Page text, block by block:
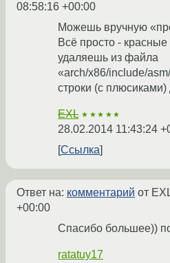
08:58:16 +00:00
Можешь вручную
Всё просто -
удаляешь из файла
«arch/x86/include/
строки (с
EXL ★★★★★
28.02.2014 11:43:24
Ссылка
Ответ на: комментарий от
+00:00
Спасибо большее))
ratatuy17